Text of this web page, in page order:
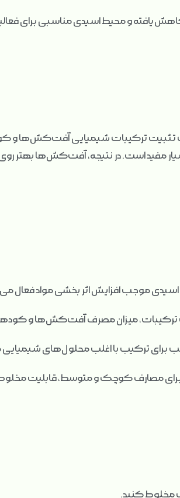
بسیار مفید است. در نتیجه، آفت‌کش‌ها